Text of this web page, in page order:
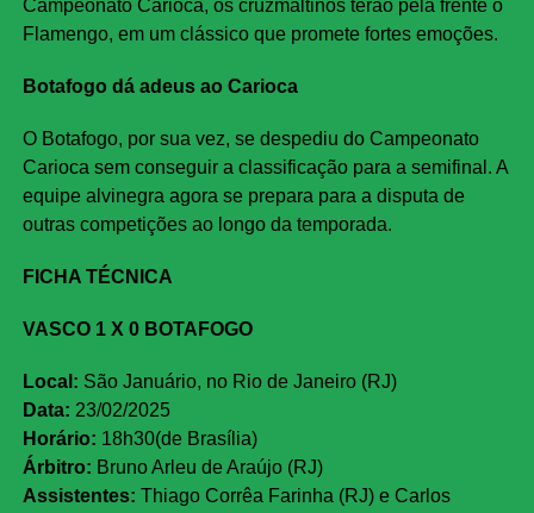
Campeonato Carioca, os cruzmaltinos terão pela frente o
Flamengo, em um clássico que promete fortes emoções.
Botafogo dá adeus ao Carioca
O Botafogo, por sua vez, se despediu do Campeonato
Carioca sem conseguir a classificação para a semifinal. A
equipe alvinegra agora se prepara para a disputa de
outras competições ao longo da temporada.
FICHA TÉCNICA
VASCO 1 X 0 BOTAFOGO
Local: São Januário, no Rio de Janeiro (RJ)
Data: 23/02/2025
Horário: 18h30(de Brasília)
Árbitro: Bruno Arleu de Araújo (RJ)
Assistentes: Thiago Corrêa Farinha (RJ) e Carlos